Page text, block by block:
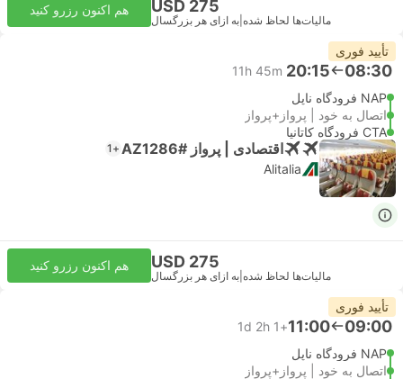
USD 275
مالیات‌ها لحاظ شده به ازای هر بزرگسال
هم اکنون رزرو کنید
تأیید فوری
08:30
20:15
11h 45m
NAP فرودگاه ناپل
اتصال به خود | پرواز+پرواز
CTA فرودگاه کاتانیا
اقتصادی | پرواز #AZ1286 +1
Alitalia
USD 275
مالیات‌ها لحاظ شده به ازای هر بزرگسال
هم اکنون رزرو کنید
تأیید فوری
09:00
11:00
+1
1d 2h
NAP فرودگاه ناپل
اتصال به خود | پرواز+پرواز